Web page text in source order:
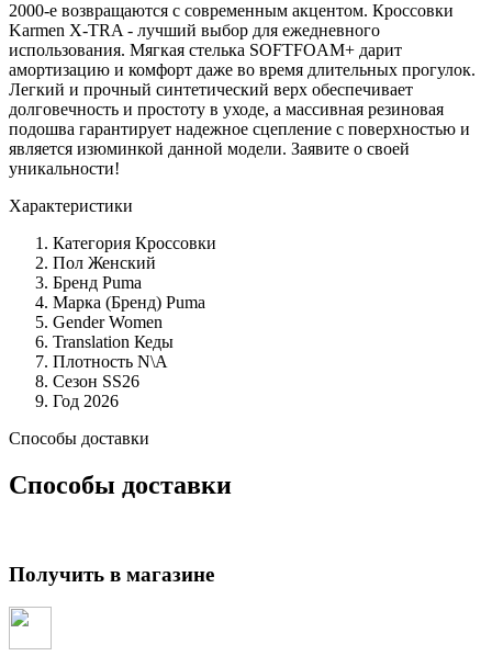
2000-е возвращаются с современным акцентом. Кроссовки
Karmen X-TRA - лучший выбор для ежедневного
использования. Мягкая стелька SOFTFOAM+ дарит
амортизацию и комфорт даже во время длительных прогулок.
Легкий и прочный синтетический верх обеспечивает
долговечность и простоту в уходе, а массивная резиновая
подошва гарантирует надежное сцепление с поверхностью и
является изюминкой данной модели. Заявите о своей
уникальности!
Характеристики
Категория Кроссовки
Пол Женский
Бренд Puma
Марка (Бренд) Puma
Gender Women
Translation Кеды
Плотность N\A
Сезон SS26
Год 2026
Способы доставки
Способы доставки
Получить в магазине